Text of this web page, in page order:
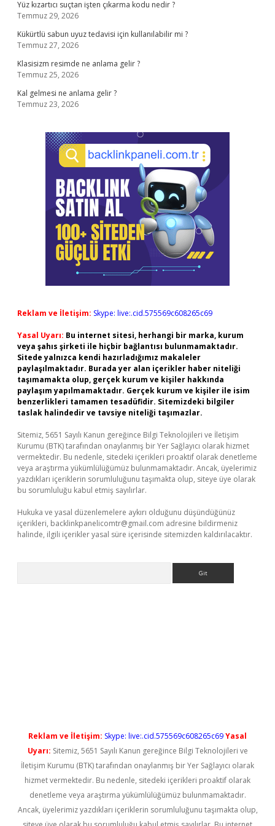
Yüz kızartıcı suçtan işten çıkarma kodu nedir ?
Temmuz 29, 2026
Kükürtlü sabun uyuz tedavisi için kullanılabilir mi ?
Temmuz 27, 2026
Klasisizm resimde ne anlama gelir ?
Temmuz 25, 2026
Kal gelmesi ne anlama gelir ?
Temmuz 23, 2026
Reklam ve İletişim: Skype: live:.cid.575569c608265c69
Yasal Uyarı: Bu internet sitesi, herhangi bir marka, kurum
veya şahıs şirketi ile hiçbir bağlantısı bulunmamaktadır.
Sitede yalnızca kendi hazırladığımız makaleler
paylaşılmaktadır. Burada yer alan içerikler haber niteliği
taşımamakta olup, gerçek kurum ve kişiler hakkında
paylaşım yapılmamaktadır. Gerçek kurum ve kişiler ile isim
benzerlikleri tamamen tesadüfidir. Sitemizdeki bilgiler
taslak halindedir ve tavsiye niteliği taşımazlar.
Sitemiz, 5651 Sayılı Kanun gereğince Bilgi Teknolojileri ve İletişim
Kurumu (BTK) tarafından onaylanmış bir Yer Sağlayıcı olarak hizmet
vermektedir. Bu nedenle, sitedeki içerikleri proaktif olarak denetleme
veya araştırma yükümlülüğümüz bulunmamaktadır. Ancak, üyelerimiz
yazdıkları içeriklerin sorumluluğunu taşımakta olup, siteye üye olarak
bu sorumluluğu kabul etmiş sayılırlar.
Hukuka ve yasal düzenlemelere aykırı olduğunu düşündüğünüz
içerikleri, backlinkpanelicomtr@gmail.com adresine bildirmeniz
halinde, ilgili içerikler yasal süre içerisinde sitemizden kaldırılacaktır.
Reklam ve İletişim: Skype: live:.cid.575569c608265c69Yasal
Uyarı: Sitemiz, 5651 Sayılı Kanun gereğince Bilgi Teknolojileri ve
İletişim Kurumu (BTK) tarafından onaylanmış bir Yer Sağlayıcı olarak
hizmet vermektedir. Bu nedenle, sitedeki içerikleri proaktif olarak
denetleme veya araştırma yükümlülüğümüz bulunmamaktadır.
Ancak, üyelerimiz yazdıkları içeriklerin sorumluluğunu taşımakta olup,